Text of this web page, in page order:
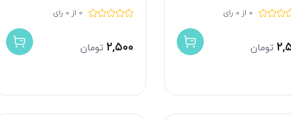
0 از 0 رای
تومان
0 از 0 رای
۲,۵۰۰ تومان